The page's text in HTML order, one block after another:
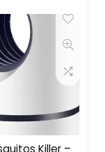
Killer –